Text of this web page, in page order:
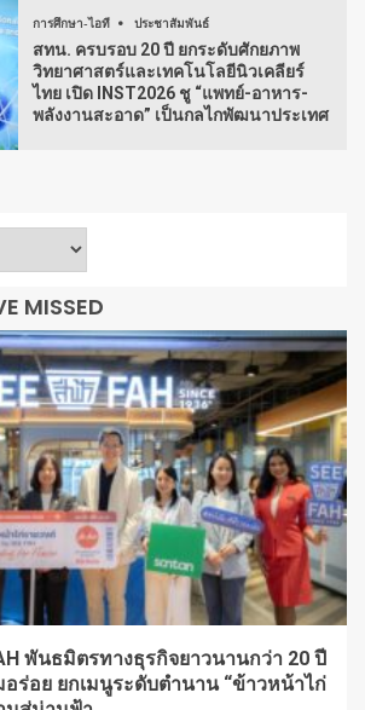
การศึกษา-ไอที ประชาสัมพันธ์
สทน. ครบรอบ 20 ปี ยกระดับศักยภาพ
วิทยาศาสตร์และเทคโนโลยีนิวเคลียร์
ไทย เปิด INST2026 ชู “แพทย์-อาหาร-
พลังงานสะอาด” เป็นกลไกพัฒนาประเทศ
MISSED
พันธมิตรทางธุรกิจยาวนานกว่า 20 ปี
ร่อย ยกเมนูระดับตำนาน “ข้าวหน้าไก่